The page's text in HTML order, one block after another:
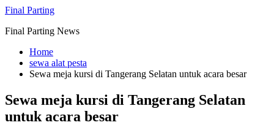
Skip
content
Final Parting
Final Parting News
Home
sewa alat pesta
Sewa meja kursi di Tangerang Selatan untuk acara besar
Sewa meja kursi di Tangerang Selatan
untuk acara besar